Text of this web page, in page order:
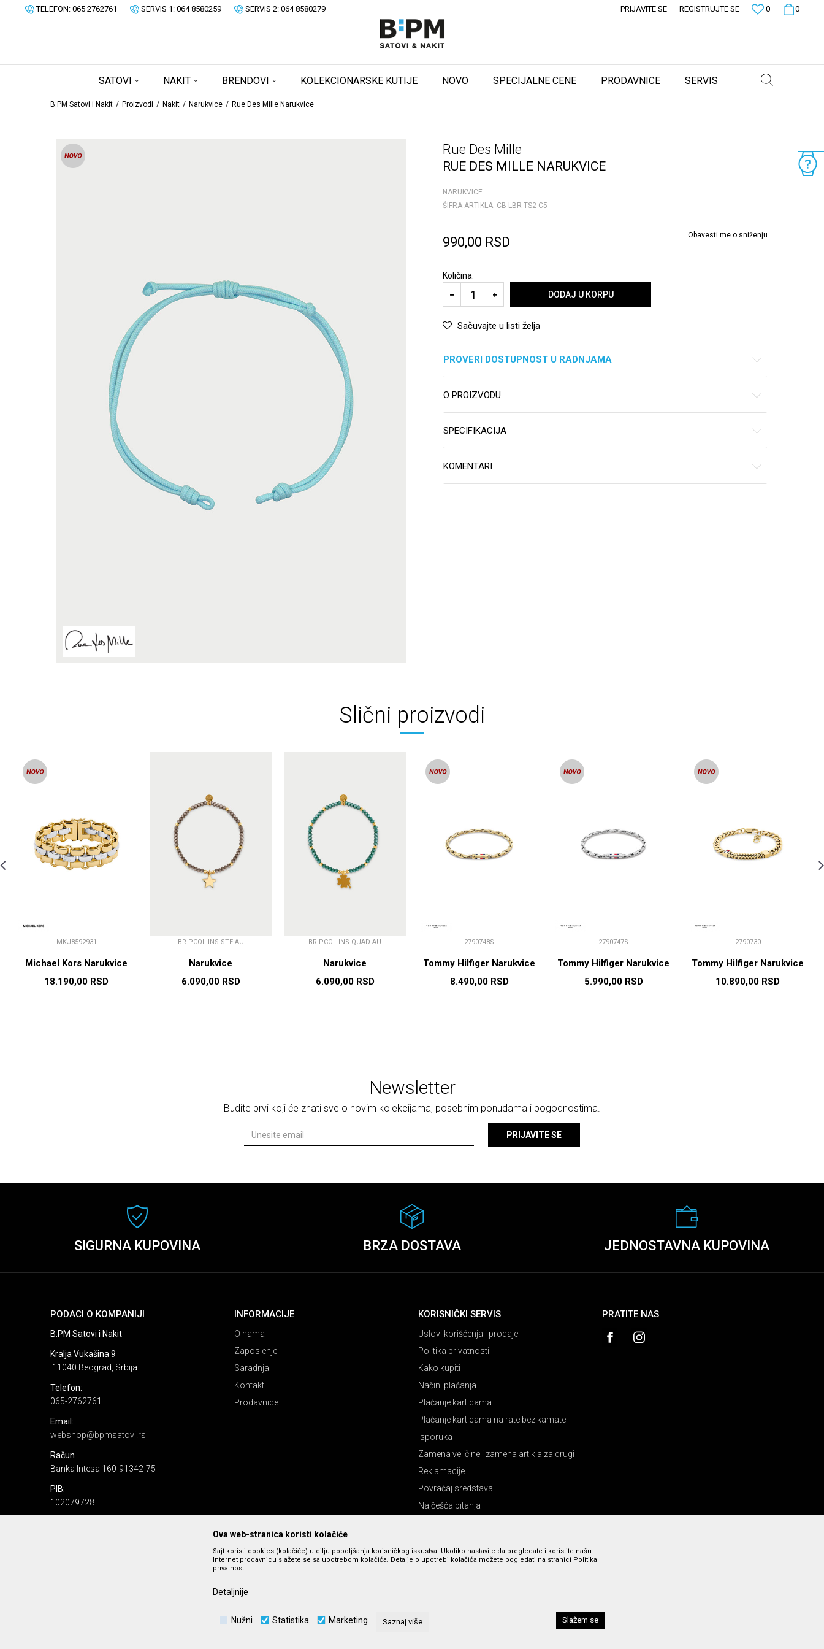
TELEFON: 065 2762761 SERVIS 1: 064 8580259 SERVIS 2: 064 8580279 0
0
PRIJAVITE SE REGISTRUJTE SE
SATOVI NAKIT BRENDOVI KOLEKCIONARSKE KUTIJE NOVO SPECIJALNE CENE PRODAVNICE SERVIS
B:PM Satovi i Nakit Proizvodi Nakit Narukvice Rue Des Mille Narukvice
Rue Des Mille
RUE DES MILLE NARUKVICE
NARUKVICE
ŠIFRA ARTIKLA: CB-LBR TS2 C5
990,00 RSD Obavesti me o sniženju
Količina:
DODAJ U KORPU
Sačuvajte u listi želja
PROVERI DOSTUPNOST U RADNJAMA
O PROIZVODU
SPECIFIKACIJA
KOMENTARI
Slični proizvodi
MKJ8592931
Michael Kors Narukvice
18.190,00 RSD
BR-PCOL INS STE AU
Narukvice
6.090,00 RSD
BR-PCOL INS QUAD AU
Narukvice
6.090,00 RSD
2790748S
Tommy Hilfiger Narukvice
8.490,00 RSD
2790747S
Tommy Hilfiger Narukvice
5.990,00 RSD
2790730
Tommy Hilfiger Narukvice
10.890,00 RSD
Newsletter
Budite prvi koji će znati sve o novim kolekcijama, posebnim ponudama i pogodnostima.
PRIJAVITE SE
SIGURNA KUPOVINA BRZA DOSTAVA JEDNOSTAVNA KUPOVINA
PODACI O KOMPANIJI
B:PM Satovi i Nakit
Kralja Vukašina 9
11040 Beograd, Srbija
Telefon:
065-2762761
Email:
webshop@bpmsatovi.rs
Račun
Banka Intesa 160-91342-75
PIB:
102079728
INFORMACIJE
O nama
Zaposlenje
Saradnja
Kontakt
Prodavnice
KORISNIČKI SERVIS
Uslovi korišćenja i prodaje
Politika privatnosti
Kako kupiti
Načini plaćanja
Plaćanje karticama
Plaćanje karticama na rate bez kamate
Isporuka
Zamena veličine i zamena artikla za drugi
Reklamacije
Povraćaj sredstava
Najčešća pitanja
PRATITE NAS
Nastojimo da budemo što precizniji u opisu proizvoda, prikazu slika i cena, ali ne možemo da garantujemo da su sve informacije kompletne i bez grešaka. Svi prikazani artikli su deo naše ponude i ne
Ova web-stranica koristi kolačiće
Sajt koristi cookies (kolačiće) u cilju poboljšanja korisničkog iskustva. Ukoliko nastavite da pregledate i koristite našu
Internet prodavnicu slažete se sa upotrebom kolačića. Detalje o upotrebi kolačića možete pogledati na stranici Politika
privatnosti.
Detaljnije
Nužni Statistika Marketing Saznaj više Slažem se